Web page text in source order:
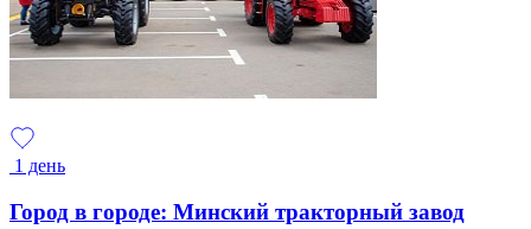
1 день
Город в городе: Минский тракторный завод